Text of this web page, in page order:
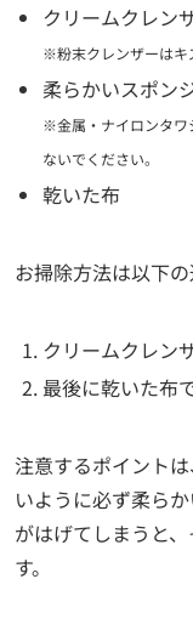
クリームクレン
※粉末クレンザーはキ
柔らかいスポン
※金属・ナイロンタワ
ないでください。
乾いた布
お掃除方法は以下の
クリームクレン
最後に乾いた布
注意するポイント
いように必ず柔ら
がはげてしまうと
す。